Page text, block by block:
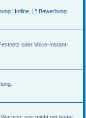
Hotline,
Bewerbung
oder Voice-Instant-